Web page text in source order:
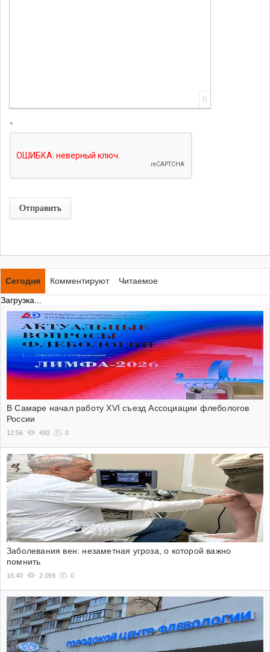
0
*
Отправить
Сегодня Комментируют
Читаемое
Загрузка...
В Самаре начал работу XVI съезд Ассоциации флебологов
России
12:56 492 0
Заболевания вен: незаметная угроза, о которой важно
помнить
16:40 2 069 0